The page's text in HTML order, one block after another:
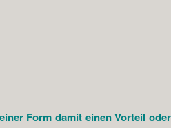
Form damit einen Vorteil oder